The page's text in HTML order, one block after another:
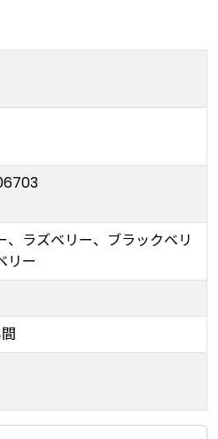
、ラズベリー、ブラックベリ
リー